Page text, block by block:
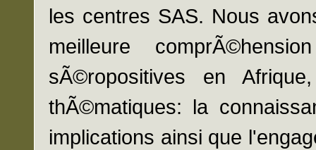
les centres SAS. Nous
meilleure
sÃ©ropositives en
thÃ©matiques: la
implications ainsi que